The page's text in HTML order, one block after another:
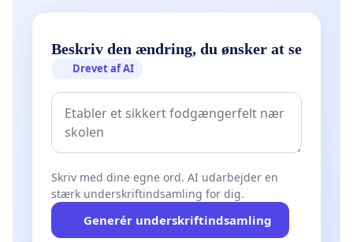
Beskriv den ændring, du ønsker at se
Drevet af AI
Skriv med dine egne ord. AI udarbejder en
stærk underskriftindsamling for dig.
Generér underskriftindsamling